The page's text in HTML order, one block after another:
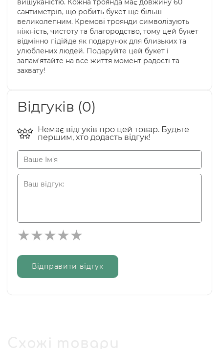
вишуканістю. Кожна троянда має довжину 60
сантиметрів, що робить букет ще більш
великолепним. Кремові троянди символізують
ніжність, чистоту та благородство, тому цей букет
відмінно підійде як подарунок для близьких та
улюблених людей. Подаруйте цей букет і
запам'ятайте на все життя момент радості та
захвату!
Відгуків (0)
Немає відгуків про цей товар. Будьте
першим, хто додасть відгук!
Відправити відгук